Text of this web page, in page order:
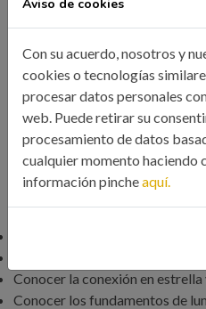
OBJETIVOS GENERALES
Conocer los sistemas
convencional mediante
correspondientes tipos de
ESPECÍFICOS
Conocer los fundamentos
Conocer la conexión en
Conocer los fundamentos de
Aviso de cookies
Con su acuerdo, nosotros y
cookies o tecnologías
procesar datos personales
web. Puede retirar su
procesamiento de datos
cualquier momento haciendo
información pincheaquí.